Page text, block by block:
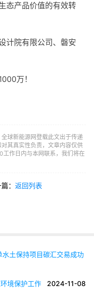
态产品价值的有效转
计院有限公司、磐安
万！
球新能源网登载此文出于传递
其真实性负责，文章内容仅供
作日内与本网联系，我们将在
： 返回列表
土保持项目碳汇交易成功
2024-11-08
境保护工作